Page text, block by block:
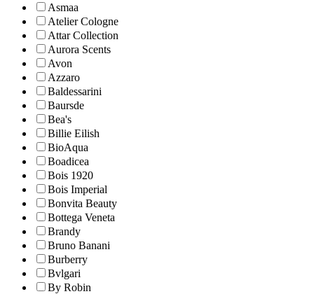
Asmaa
Atelier Cologne
Attar Collection
Aurora Scents
Avon
Azzaro
Baldessarini
Baursde
Bea's
Billie Eilish
BioAqua
Boadicea
Bois 1920
Bois Imperial
Bonvita Beauty
Bottega Veneta
Brandy
Bruno Banani
Burberry
Bvlgari
By Robin